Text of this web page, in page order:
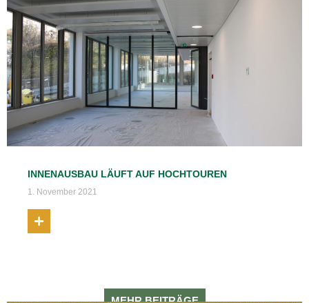
INNENAUSBAU LÄUFT AUF HOCHTOUREN
1. November 2021
MEHR BEITRÄGE